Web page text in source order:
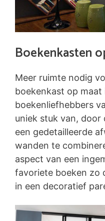
Boekenkasten
Meer ruimte nodig
boekenkast op maat
boekenliefhebbers
uniek stuk van,
een gedetailleerde
wanden te
aspect van een
favoriete boeken zo
in een decoratief